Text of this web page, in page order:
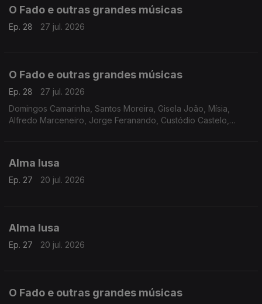
O Fado e outras grandes músicas
Ep. 28 27 jul. 2026
O Fado e outras grandes músicas
Ep. 28
27 jul. 2026
Domingos Camarinha, Santos Moreira, Gisela João, Mísia,
Alfredo Marceneiro, Jorge Feranando, Custódio Castelo,
Alma lusa
Ep. 27 20 jul. 2026
Alma lusa
Ep. 27 20 jul. 2026
O Fado e outras grandes músicas